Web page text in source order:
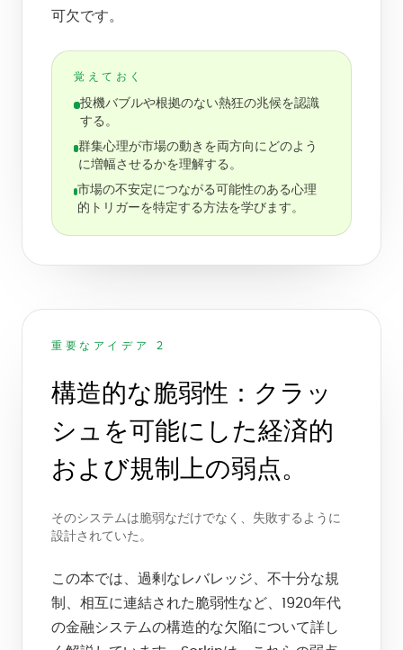
可欠です。
覚えておく
投機バブルや根拠のない熱狂の兆候を認識
する。
群集心理が市場の動きを両方向にどのよう
に増幅させるかを理解する。
市場の不安定につながる可能性のある心理
的トリガーを特定する方法を学びます。
重要なアイデア 2
構造的な脆弱性：クラッ
シュを可能にした経済的
および規制上の弱点。
そのシステムは脆弱なだけでなく、失敗するように
設計されていた。
この本では、過剰なレバレッジ、不十分な規
制、相互に連結された脆弱性など、1920年代
の金融システムの構造的な欠陥について詳し